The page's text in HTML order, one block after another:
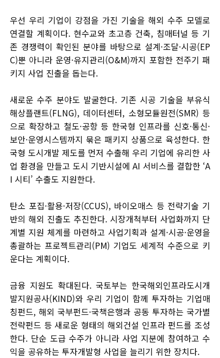
우선 우리 기업이 강점을 가진 기술을 해외 수주 모델로
연결할 계획이다. 현수교와 초고층 건축, 침매터널 등 기
존 경쟁력이 확인된 분야를 바탕으로 설계·조달·시공(EP
C)뿐 아니라 운영·유지관리(O&M)까지 포함한 전주기 패
키지 사업 진출을 돕는다.
새로운 수주 분야도 발굴한다. 기존 시공 기술을 부유식
해상플랜트(FLNG), 데이터센터, 소형모듈원전(SMR) 등
으로 확장하고 철도·공항 등 한국형 인프라를 신호·통신·
보안·운영시스템까지 묶은 패키지 상품으로 육성한다. 한
국형 도시개발 제도를 먼저 수출해 우리 기업에 유리한 사
업 환경을 만들고 도시 기반시설에 AI 서비스를 결합한 ‘A
I 시티’ 수출도 지원한다.
탄소 포집·활용·저장(CCUS), 바이오매스 등 전략기술 기
반의 해외 진출도 추진한다. 시장개척부터 사업화까지 단
계별 지원 체계를 마련하고 사업기획과 설계·시공·운영을
총괄하는 프로젝트관리(PM) 기업도 세계적 수준으로 키
운다는 계획이다.
금융 지원도 확대된다. 국토부는 한국해외인프라도시개
발지원공사(KIND)와 우리 기업이 함께 투자하는 기업매
칭펀드, 해외 국부펀드·국책은행과 공동 투자하는 국가별
전략펀드 등 새로운 형태의 해외건설 인프라 펀드를 조성
한다. 단순 도급 수주가 아니라 사업 지분에 참여하고 수
익을 공유하는 투자개발형 사업을 늘리기 위한 장치다.